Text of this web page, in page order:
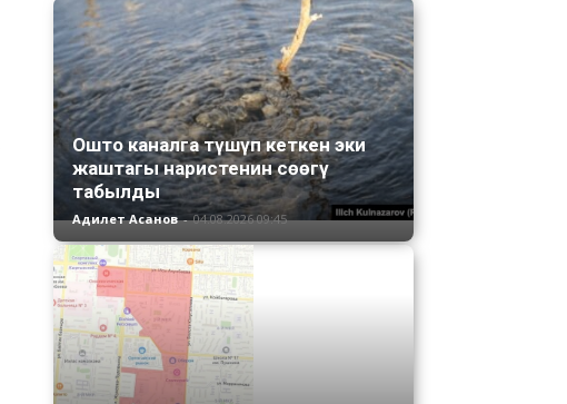
Ошто каналга түшүп кеткен эки
жаштагы наристенин сөөгү
табылды
Адилет Асанов - 04.08.2026 09:45